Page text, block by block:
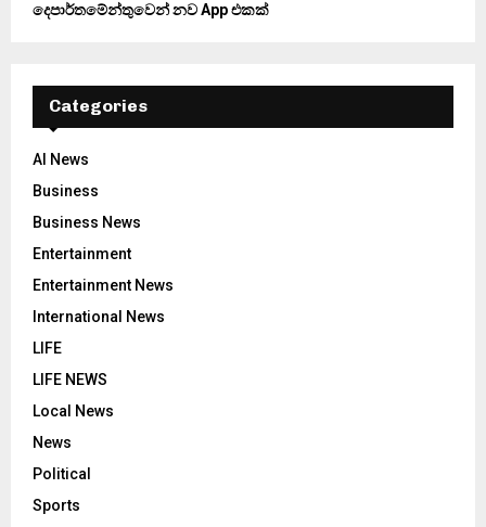
දෙපාර්තමේන්තුවෙන් නව App එකක්
Categories
AI News
Business
Business News
Entertainment
Entertainment News
International News
LIFE
LIFE NEWS
Local News
News
Political
Sports